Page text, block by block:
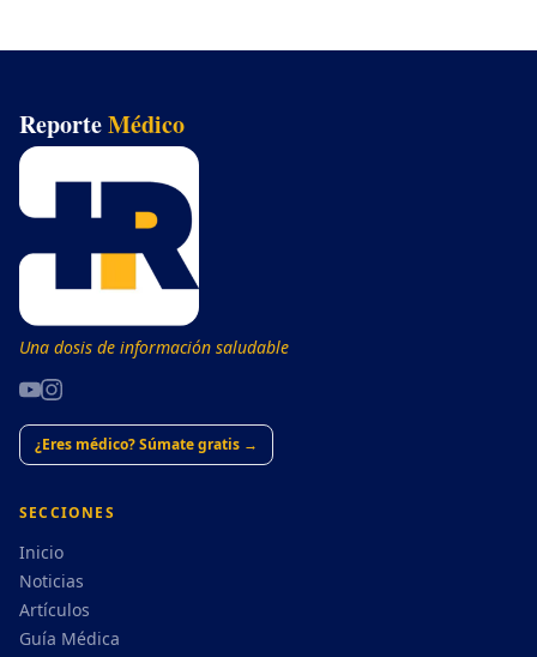
ReporteMédico
Una dosis de información saludable
¿Eres médico? Súmate gratis →
SECCIONES
Inicio
Noticias
Artículos
Guía Médica